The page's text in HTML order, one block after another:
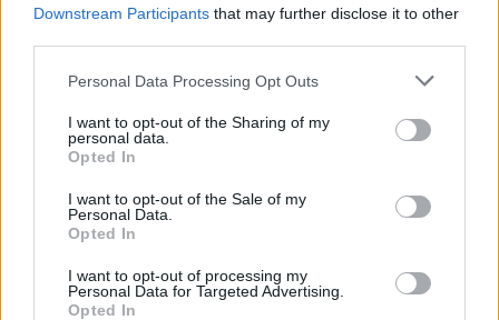
Downstream Participants that may further disclose it to other
Personal Data Processing Opt Outs
I want to opt-out of the Sharing of my
personal data.
Opted In
I want to opt-out of the Sale of my
Personal Data.
Opted In
I want to opt-out of processing my
Personal Data for Targeted Advertising.
Opted In
Εκπαίδευση σε πωλήσεις και απεριόριστη πρόσβαση σε
Vodafone Red Club.
Ευκαιρίες εξέλιξης και ανάπτυξη.
Υποστήριξη σε μία δυναμική ομάδα πωλήσεων.